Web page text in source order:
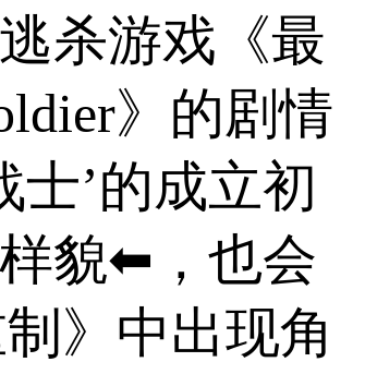
杀游戏《最
》的剧情
’的成立初
貌⬅，也会
》中出现角